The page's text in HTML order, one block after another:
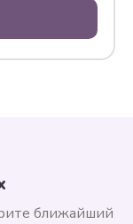
ближайший